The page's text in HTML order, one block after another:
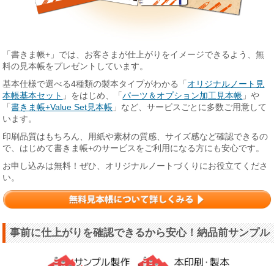
「書きま帳+」では、お客さまが仕上がりをイメージできるよう、無
料の見本帳をプレゼントしています。
基本仕様で選べる4種類の製本タイプがわかる「 オリジナルノート見
本帳基本セット 」をはじめ、「パーツ＆オプション加工見本帳 」や
「書きま帳+Value Set見本帳 」など、サービスごとに多数ご用意して
います。
印刷品質はもちろん、用紙や素材の質感、サイズ感など確認できるの
で、はじめて書きま帳+のサービスをご利用になる方にも安心です。
お申し込みは無料！ぜひ、オリジナルノートづくりにお役立てくださ
い。
事前に仕上がりを確認できるから安心！納品前サンプル